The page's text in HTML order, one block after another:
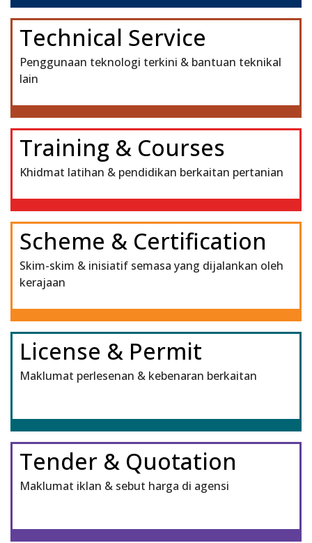
Technical Service
Penggunaan teknologi terkini & bantuan teknikal
lain
Training & Courses
Khidmat latihan & pendidikan berkaitan pertanian
Scheme & Certification
Skim-skim & inisiatif semasa yang dijalankan oleh
kerajaan
License & Permit
Maklumat perlesenan & kebenaran berkaitan
Tender & Quotation
Maklumat iklan & sebut harga di agensi